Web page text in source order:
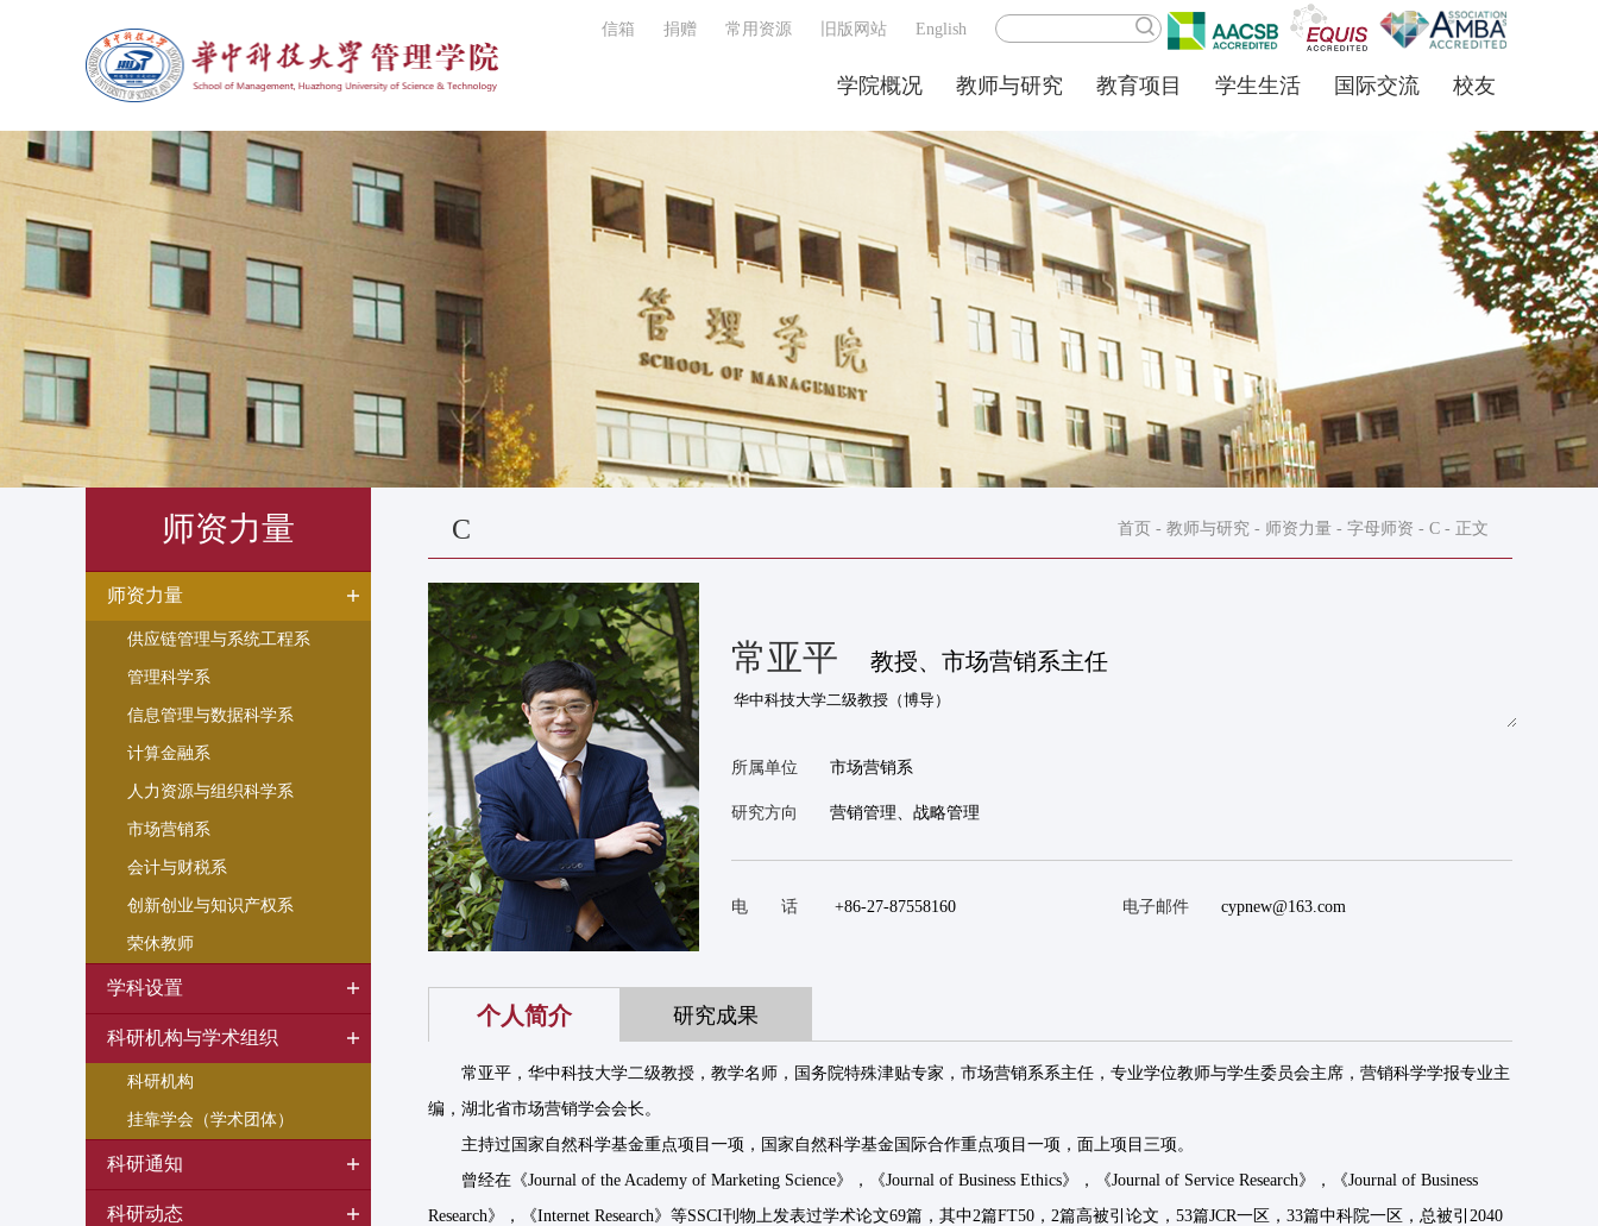
信箱 捐赠 常用资源 旧版网站 English
学院概况 教师与研究 教育项目 学生生活 国际交流 校友
师资力量
师资力量
供应链管理与系统工程系
管理科学系
信息管理与数据科学系
计算金融系
人力资源与组织科学系
市场营销系
会计与财税系
创新创业与知识产权系
荣休教师
学科设置
科研机构与学术组织
科研机构
挂靠学会（学术团体）
科研通知
科研动态
C 首页 - 教师与研究 - 师资力量 - 字母师资 - C - 正文
常亚平 教授、市场营销系主任
所属单位 市场营销系
研究方向 营销管理、战略管理
电 话 +86-27-87558160 电子邮件 cypnew@163.com
个人简介 研究成果
常亚平，华中科技大学二级教授，教学名师，国务院特殊津贴专家，市场营销系系主任，专业学位教师与学生委员会主席，营销科学学报专业主
编，湖北省市场营销学会会长。
主持过国家自然科学基金重点项目一项，国家自然科学基金国际合作重点项目一项，面上项目三项。
曾经在《Journal of the Academy of Marketing Science》，《Journal of Business Ethics》，《Journal of Service Research》，《Journal of Business
Research》，《Internet Research》等SSCI刊物上发表过学术论文69篇，其中2篇FT50，2篇高被引论文，53篇JCR一区，33篇中科院一区，总被引2040